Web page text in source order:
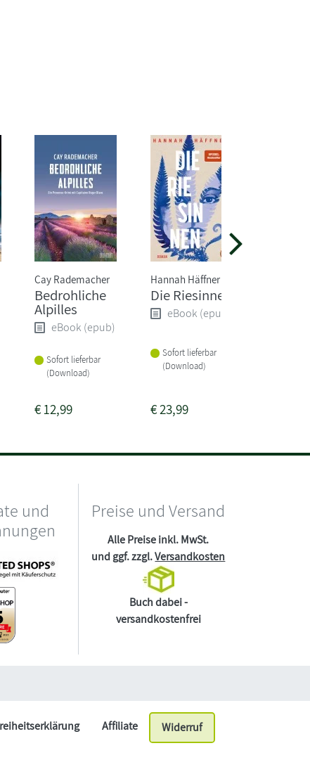
Cay Rademacher
Bedrohliche
Alpilles
eBook (epub)
Sofort lieferbar
(Download)
€12,99
Hannah Häffner
Die Riesinnen
eBook (epub)
Sofort lieferbar
(Download)
€23,99
und
Preise und Versand
Alle Preise inkl. MwSt.
und ggf. zzgl.Versandkosten
Buch dabei -
versandkostenfrei
Affiliate Widerruf